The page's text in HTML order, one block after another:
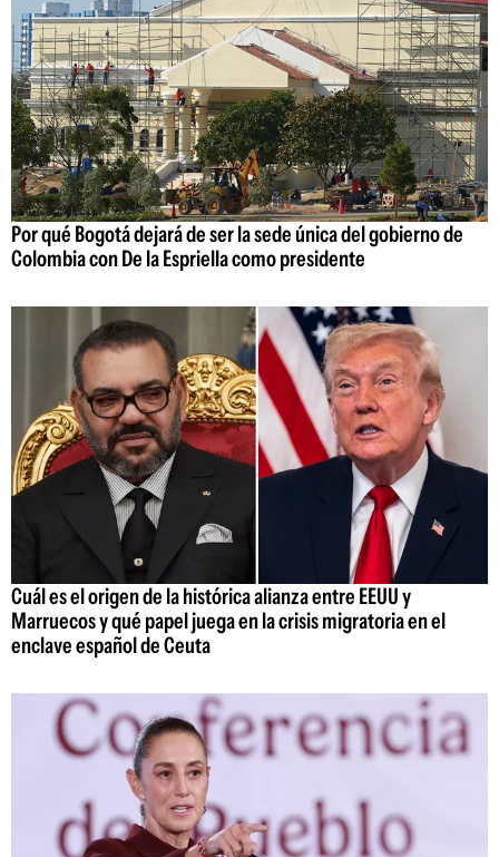
Por qué Bogotá dejará de ser la sede única del gobierno de
Colombia con De la Espriella como presidente
Cuál es el origen de la histórica alianza entre EEUU y
Marruecos y qué papel juega en la crisis migratoria en el
enclave español de Ceuta